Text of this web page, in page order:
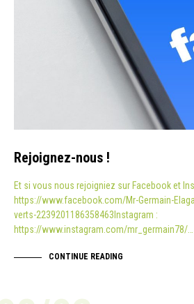
Rejoignez-nous !
Et si vous nous rejoigniez sur Facebook et
https://www.facebook.com/Mr-Germain-
verts-2239201186358463Instagram :
https://www.instagram.com/mr_germain78/…
CONTINUE READING